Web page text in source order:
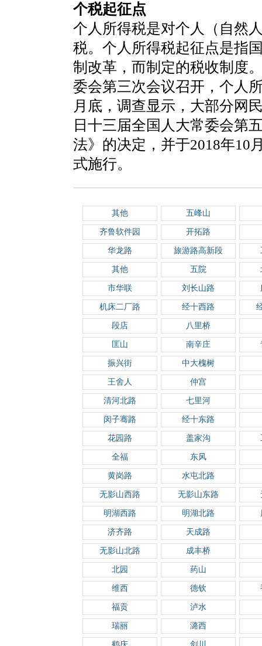
个税起征点
个人所得税是对个人（自然
税。个人所得税起征点是指
制改革，而制定的税收制度
委会第三次会议召开，个人
月底，调查显示，大部分网
日十三届全国人大常委会第
法》的决定，并于2018年10
式施行。
其他 五峰山
齐鲁软件园 开拓路
华龙路 旅游路高新段
其他 五院
市华联 刘长山路
机床二厂路 经十西路
段店 八里桥
匡山 南辛庄
振兴街 中大槐树
王舍人 仲宫
清河北路 七里河
闵子骞路 经十东路
花园路 盖家沟
全福 东风
黄岗路 水屯北路
无影山西路 无影山东路
明湖西路 明湖北路
济齐路 天成路
无影山北路 成丰桥
北园 药山
维西 德钦
福贡 泸水
瑞丽 潞西